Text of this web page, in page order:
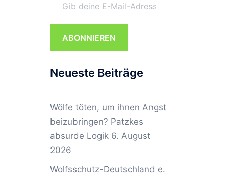
ABONNIEREN
Neueste Beiträge
Wölfe töten, um ihnen Angst
beizubringen? Patzkes
absurde Logik 6. August
2026
Wolfsschutz-Deutschland e.